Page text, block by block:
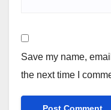
Save my name,
the next time I